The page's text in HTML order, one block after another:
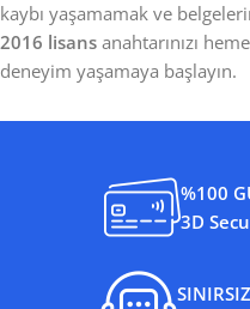
kaybı yaşamamak ve
2016 lisans anahtarınızı
deneyim yaşamaya başlayın.
%100
3D